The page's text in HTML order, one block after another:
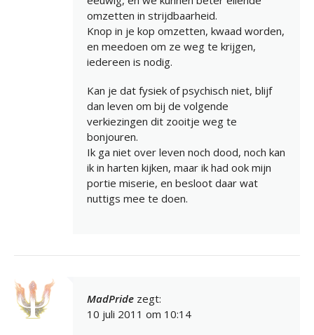
omzetten in strijdbaarheid.
Knop in je kop omzetten, kwaad worden,
en meedoen om ze weg te krijgen,
iedereen is nodig.
Kan je dat fysiek of psychisch niet, blijf
dan leven om bij de volgende
verkiezingen dit zooitje weg te
bonjouren.
Ik ga niet over leven noch dood, noch kan
ik in harten kijken, maar ik had ook mijn
portie miserie, en besloot daar wat
nuttigs mee te doen.
MadPride zegt:
10 juli 2011 om 10:14